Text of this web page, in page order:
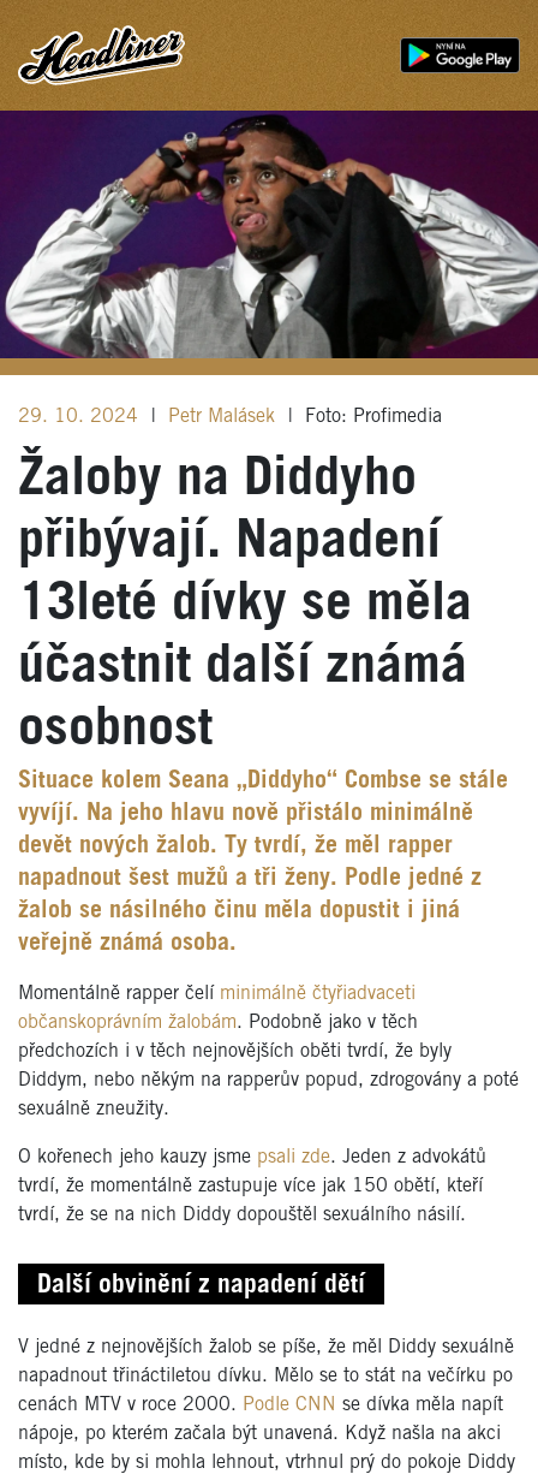
29. 10. 2024 Petr Malásek Foto: Profimedia
Žaloby na Diddyho
přibývají. Napadení
13leté dívky se měla
účastnit další známá
osobnost
Situace kolem Seana „Diddyho“ Combse se stále
vyvíjí. Na jeho hlavu nově přistálo minimálně
devět nových žalob. Ty tvrdí, že měl rapper
napadnout šest mužů a tři ženy. Podle jedné z
žalob se násilného činu měla dopustit i jiná
veřejně známá osoba.
Momentálně rapper čelí minimálně čtyřiadvaceti
občanskoprávním žalobám. Podobně jako v těch
předchozích i v těch nejnovějších oběti tvrdí, že byly
Diddym, nebo někým na rapperův popud, zdrogovány a poté
sexuálně zneužity.
O kořenech jeho kauzy jsme psali zde. Jeden z advokátů
tvrdí, že momentálně zastupuje více jak 150 obětí, kteří
tvrdí, že se na nich Diddy dopouštěl sexuálního násilí.
Další obvinění z napadení dětí
V jedné z nejnovějších žalob se píše, že měl Diddy sexuálně
napadnout třináctiletou dívku. Mělo se to stát na večírku po
cenách MTV v roce 2000. Podle CNN se dívka měla napít
nápoje, po kterém začala být unavená. Když našla na akci
místo, kde by si mohla lehnout, vtrhnul prý do pokoje Diddy